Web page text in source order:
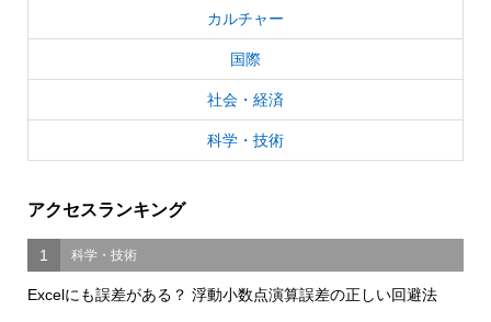
カルチャー
国際
社会・経済
科学・技術
アクセスランキング
1 科学・技術
Excelにも誤差がある？ 浮動小数点演算誤差の正しい回避法